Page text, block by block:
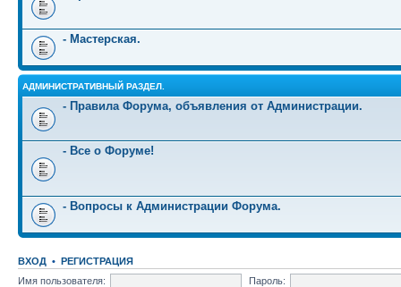
- Мастерская.
АДМИНИСТРАТИВНЫЙ РАЗДЕЛ.
- Правила Форума, объявления от Администрации.
- Все о Форуме!
- Вопросы к Администрации Форума.
ВХОД • РЕГИСТРАЦИЯ
Имя пользователя:
Пароль: